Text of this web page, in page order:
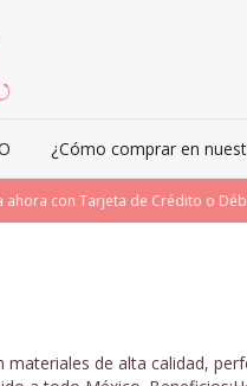
¿Cómo comprar en
con Tarjeta de Crédito o Débito
de alta calidad,